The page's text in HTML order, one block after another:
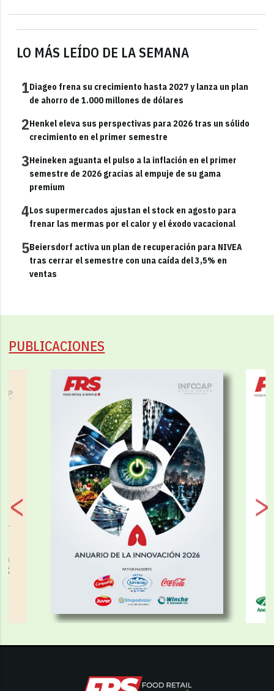
LO MÁS LEÍDO DE LA SEMANA
1Diageo frena su crecimiento hasta 2027 y lanza un plan
de ahorro de 1.000 millones de dólares
2Henkel eleva sus perspectivas para 2026 tras un sólido
crecimiento en el primer semestre
3Heineken aguanta el pulso a la inflación en el primer
semestre de 2026 gracias al empuje de su gama
premium
4Los supermercados ajustan el stock en agosto para
frenar las mermas por el calor y el éxodo vacacional
5Beiersdorf activa un plan de recuperación para NIVEA
tras cerrar el semestre con una caída del 3,5% en
ventas
PUBLICACIONES